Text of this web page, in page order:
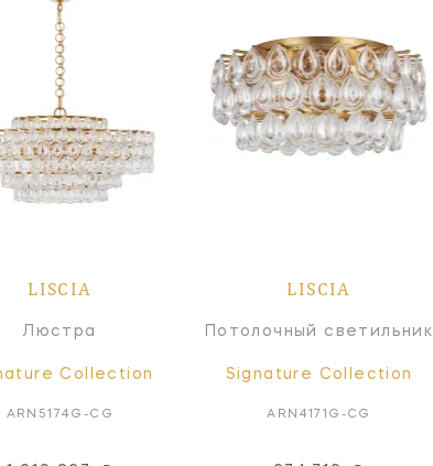
LISCIA
Люстра
Collection
ARN5174G-CG
LISCIA
Потолочный светильник
Signature Collection
ARN4171G-CG